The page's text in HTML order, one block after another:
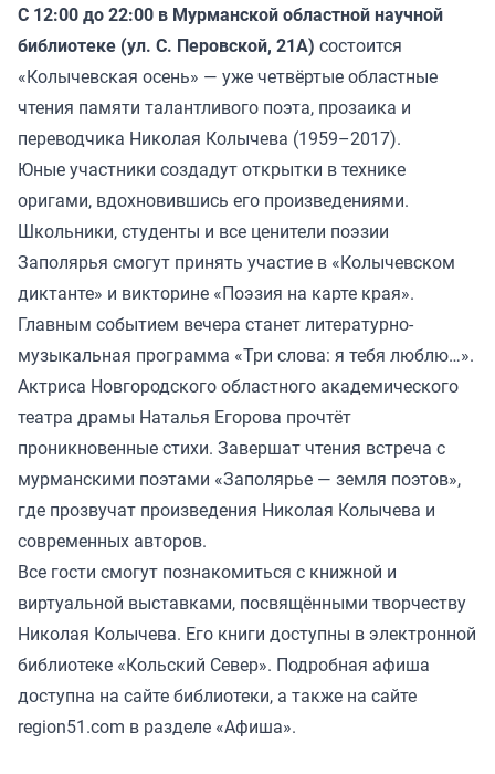
С 12:00 до 22:00 в Мурманской областной научной
библиотеке (ул. С. Перовской, 21А) состоится
«Колычевская осень» — уже четвёртые областные
чтения памяти талантливого поэта, прозаика и
переводчика Николая Колычева (1959–2017).
Юные участники создадут открытки в технике
оригами, вдохновившись его произведениями.
Школьники, студенты и все ценители поэзии
Заполярья смогут принять участие в «Колычевском
диктанте» и викторине «Поэзия на карте края».
Главным событием вечера станет литературно-
музыкальная программа «Три слова: я тебя люблю…».
Актриса Новгородского областного академического
театра драмы Наталья Егорова прочтёт
проникновенные стихи. Завершат чтения встреча с
мурманскими поэтами «Заполярье — земля поэтов»,
где прозвучат произведения Николая Колычева и
современных авторов.
Все гости смогут познакомиться с книжной и
виртуальной выставками, посвящёнными творчеству
Николая Колычева. Его книги доступны в электронной
библиотеке «Кольский Север». Подробная афиша
доступна на сайте библиотеки, а также на сайте
region51.com в разделе «Афиша».